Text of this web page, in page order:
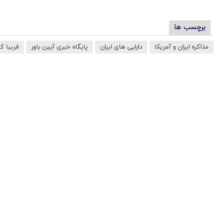
برچسب ها
مذاکره ایران و آمریکا دارایی های ایران پایگاه خبری آیین باور فریبا